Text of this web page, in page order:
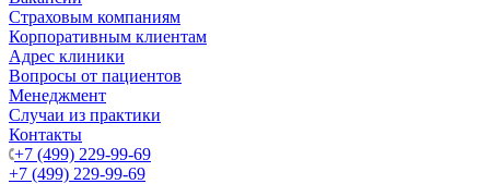
Страховым компаниям
Корпоративным клиентам
Адрес клиники
Вопросы от пациентов
Менеджмент
Случаи из практики
Контакты
+7 (499) 229-99-69
+7 (499) 229-99-69